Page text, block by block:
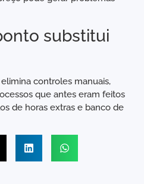
substitui
controles manuais,
que antes eram feitos
de horas extras e banco de